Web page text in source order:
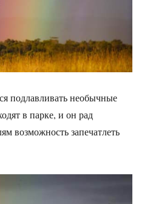
подлавливать необычные
в парке, и он рад
возможность запечатлеть